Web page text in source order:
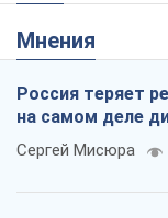
Мнения
Россия теряет
на самом деле
Сергей Мисюра